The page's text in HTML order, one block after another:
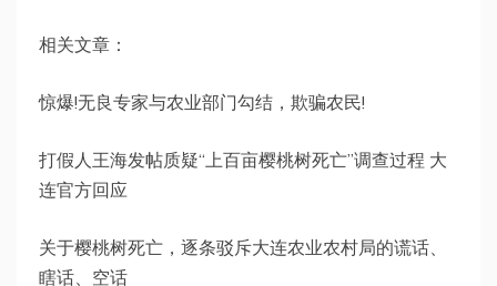
相关文章：
惊爆!无良专家与农业部门勾结，欺骗农民!
打假人王海发帖质疑“上百亩樱桃树死亡”调查过程 大
连官方回应
关于樱桃树死亡，逐条驳斥大连农业农村局的谎话、
瞎话、空话